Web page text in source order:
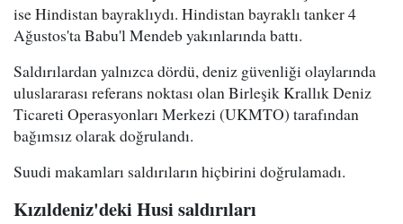
ise Hindistan bayraklıydı. Hindistan bayraklı tanker 4
Ağustos'ta Babu'l Mendeb yakınlarında battı.
Saldırılardan yalnızca dördü, deniz güvenliği olaylarında
uluslararası referans noktası olan Birleşik Krallık Deniz
Ticareti Operasyonları Merkezi (UKMTO) tarafından
bağımsız olarak doğrulandı.
Suudi makamları saldırıların hiçbirini doğrulamadı.
Kızıldeniz'deki Husi saldırıları